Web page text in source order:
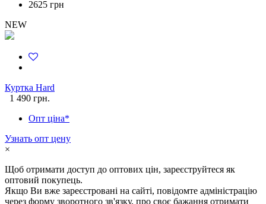
2625 грн
NEW
Куртка Hard
1 490 грн.
Опт ціна*
Узнать опт цену
×
Щоб отримати доступ до оптових цін, зареєструйтеся як
оптовий покупець.
Якщо Ви вже зареєстровані на сайті, повідомте адміністрацію
через форму зворотного зв'язку, про своє бажання отримати